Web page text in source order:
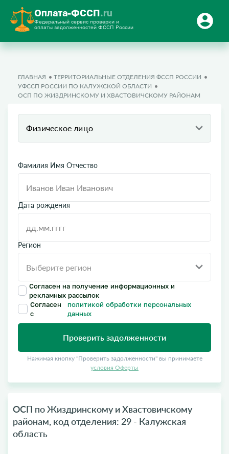
Оплата-ФССП.ru
Федеральный сервис проверки и
оплаты задолженностей ФССП России
ГЛАВНАЯ
ТЕРРИТОРИАЛЬНЫЕ ОТДЕЛЕНИЯ ФССП РОССИИ
УФССП РОССИИ ПО КАЛУЖСКОЙ ОБЛАСТИ
ОСП ПО ЖИЗДРИНСКОМУ И ХВАСТОВИЧСКОМУ РАЙОНАМ
Физическое лицо
Фамилия Имя Отчество
Дата рождения
Регион
Согласен на получение информационных и
рекламных рассылок
Согласен
с
политикой обработки персональных
данных
Проверить задолженности
Нажимая кнопку "Проверить задолженности" вы принимаете
условия Оферты
ОСП по Жиздринскому и Хвастовичскому
районам, код отделения: 29 - Калужская
область